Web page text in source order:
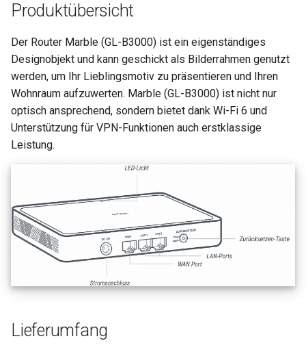
Produktübersicht
Der Router Marble (GL-B3000) ist ein eigenständiges
Designobjekt und kann geschickt als Bilderrahmen genutzt
werden, um Ihr Lieblingsmotiv zu präsentieren und Ihren
Wohnraum aufzuwerten. Marble (GL-B3000) ist nicht nur
optisch ansprechend, sondern bietet dank Wi-Fi 6 und
Unterstützung für VPN-Funktionen auch erstklassige
Leistung.
Lieferumfang